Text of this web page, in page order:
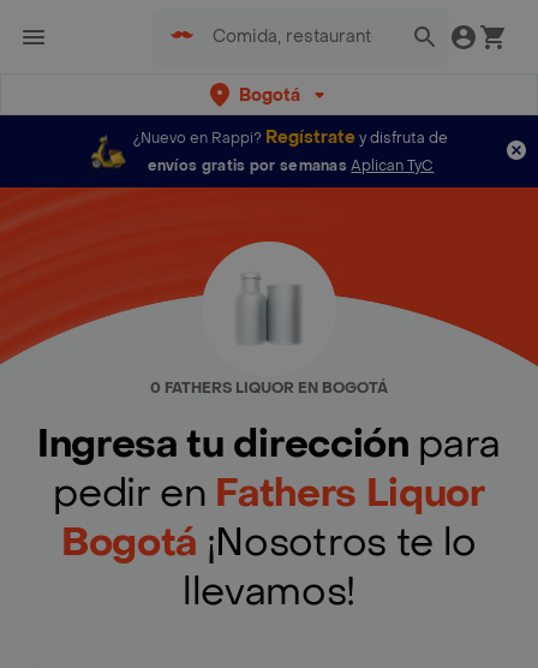
Bogotá
¿Nuevo en Rappi? Regístratey disfruta de
envíos gratis por semanas Aplican TyC
0 FATHERS LIQUOR EN BOGOTÁ
Ingresa tu dirección para
pedir en Fathers Liquor
Bogotá ¡Nosotros te lo
llevamos!